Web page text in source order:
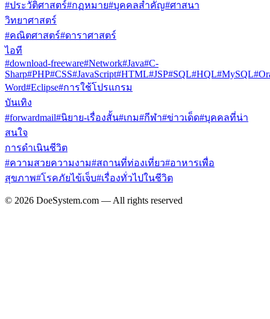
#ประวัติศาสตร์#กฏหมาย#บุคคลสำคัญ#ศาสนา
วิทยาศาสตร์
#คณิตศาสตร์#ดาราศาสตร์
ไอที
#download-freeware#Network#Java#C-
Sharp#PHP#CSS#JavaScript#HTML#JSP#SQL#HQL#MySQL
Word#Eclipse#การใช้โปรแกรม
บันเทิง
#forwardmail#นิยาย-เรื่องสั้น#เกม#กีฬา#ข่าวเด็ด#บุคคลที่น่า
สนใจ
การดำเนินชีวิต
#ความสวยความงาม#สถานที่ท่องเที่ยว#อาหารเพื่อ
สุขภาพ#โรคภัยไข้เจ็บ#เรื่องทั่วไปในชีวิต
© 2026 DoeSystem.com — All rights reserved